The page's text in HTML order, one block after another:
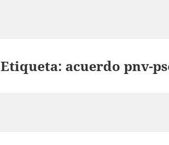
Etiqueta: acuerdo pnv-